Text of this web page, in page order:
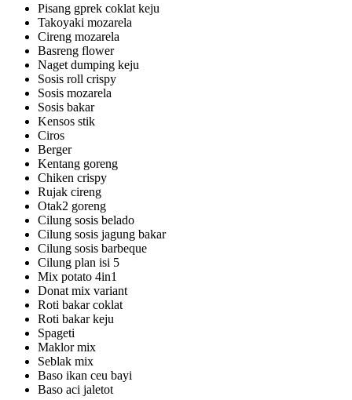
Pisang gprek coklat keju
Takoyaki mozarela
Cireng mozarela
Basreng flower
Naget dumping keju
Sosis roll crispy
Sosis mozarela
Sosis bakar
Kensos stik
Ciros
Berger
Kentang goreng
Chiken crispy
Rujak cireng
Otak2 goreng
Cilung sosis belado
Cilung sosis jagung bakar
Cilung sosis barbeque
Cilung plan isi 5
Mix potato 4in1
Donat mix variant
Roti bakar coklat
Roti bakar keju
Spageti
Maklor mix
Seblak mix
Baso ikan ceu bayi
Baso aci jaletot